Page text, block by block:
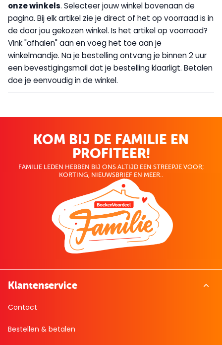
onze winkels. Selecteer jouw winkel bovenaan de
pagina. Bij elk artikel zie je direct of het op voorraad is in
de door jou gekozen winkel. Is het artikel op voorraad?
Vink "afhalen" aan en voeg het toe aan je
winkelmandje. Na je bestelling ontvang je binnen 2 uur
een bevestigingsmail dat je bestelling klaarligt. Betalen
doe je eenvoudig in de winkel.
KOM BIJ DE FAMILIE EN
PROFITEER!
FAMILIE LEDEN HEBBEN BIJ ONS ALTIJD EEN STREEPJE VOOR;
KORTING, NIEUWSBRIEF EN MEER..
Klantenservice
Contact
Bestellen & betalen